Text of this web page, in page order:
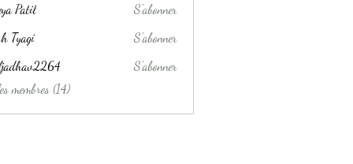
Patil
S'abonner
Tyagi
S'abonner
S'abonner
membres (14)